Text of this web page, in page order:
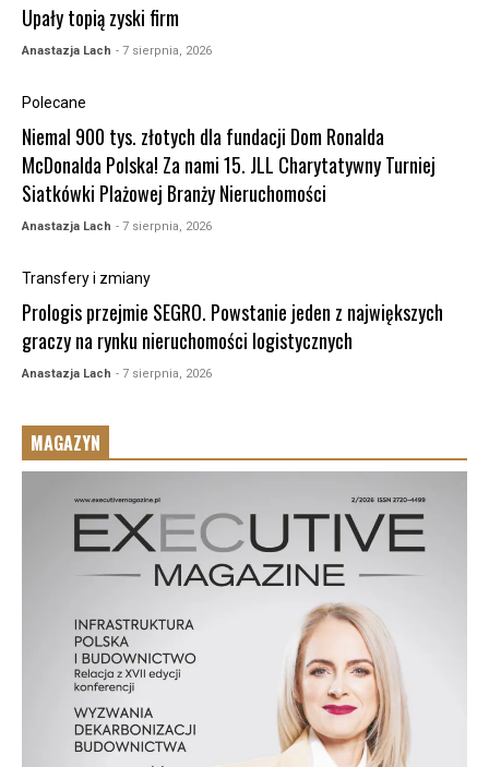
Upały topią zyski firm
Anastazja Lach - 7 sierpnia, 2026
Polecane
Niemal 900 tys. złotych dla fundacji Dom Ronalda
McDonalda Polska! Za nami 15. JLL Charytatywny Turniej
Siatkówki Plażowej Branży Nieruchomości
Anastazja Lach - 7 sierpnia, 2026
Transfery i zmiany
Prologis przejmie SEGRO. Powstanie jeden z największych
graczy na rynku nieruchomości logistycznych
Anastazja Lach - 7 sierpnia, 2026
MAGAZYN